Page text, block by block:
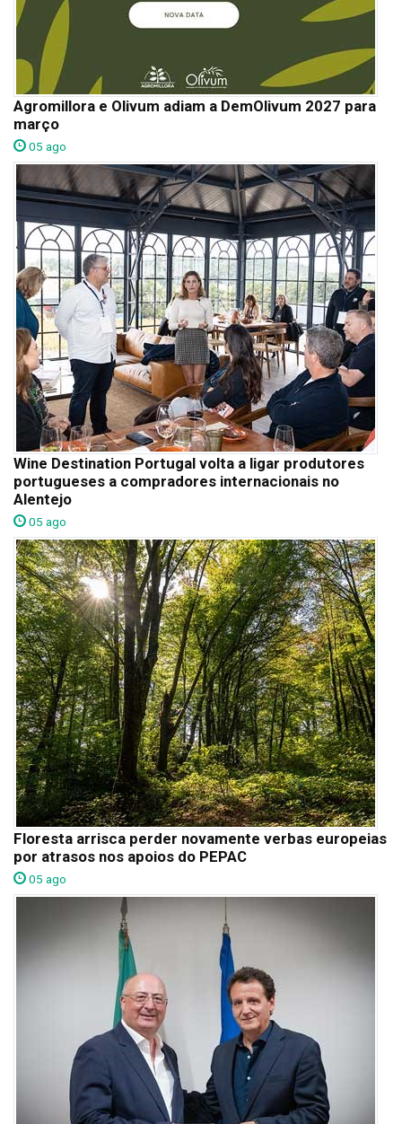
Agromillora e Olivum adiam a DemOlivum 2027 para
março
05 ago
Wine Destination Portugal volta a ligar produtores
portugueses a compradores internacionais no
Alentejo
05 ago
Floresta arrisca perder novamente verbas europeias
por atrasos nos apoios do PEPAC
05 ago